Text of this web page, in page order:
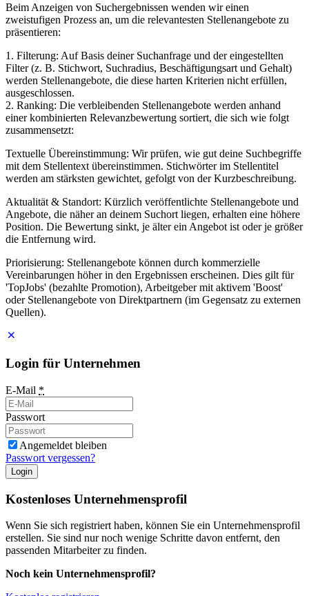
Beim Anzeigen von Suchergebnissen wenden wir einen
zweistufigen Prozess an, um die relevantesten Stellenangebote zu
präsentieren:
1. Filterung: Auf Basis deiner Suchanfrage und der eingestellten
Filter (z. B. Stichwort, Suchradius, Beschäftigungsart und Gehalt)
werden Stellenangebote, die diese harten Kriterien nicht erfüllen,
ausgeschlossen.
2. Ranking: Die verbleibenden Stellenangebote werden anhand
einer kombinierten Relevanzbewertung sortiert, die sich wie folgt
zusammensetzt:
Textuelle Übereinstimmung: Wir prüfen, wie gut deine Suchbegriffe
mit dem Stellentext übereinstimmen. Stichwörter im Stellentitel
werden am stärksten gewichtet, gefolgt von der Kurzbeschreibung.
Aktualität & Standort: Kürzlich veröffentlichte Stellenangebote und
Angebote, die näher an deinem Suchort liegen, erhalten eine höhere
Position. Die Bewertung sinkt, je älter ein Angebot ist oder je größer
die Entfernung wird.
Priorisierung: Stellenangebote können durch kommerzielle
Vereinbarungen höher in den Ergebnissen erscheinen. Dies gilt für
'TopJobs' (bezahlte Promotion), Arbeitgeber mit aktivem 'Boost'
oder Stellenangebote von Direktpartnern (im Gegensatz zu externen
Quellen).
Login für Unternehmen
E-Mail *
Passwort
Angemeldet bleiben
Passwort vergessen?
Login
Kostenloses Unternehmensprofil
Wenn Sie sich registriert haben, können Sie ein Unternehmensprofil
erstellen. Sie sind nur noch wenige Schritte davon entfernt, den
passenden Mitarbeiter zu finden.
Noch kein Unternehmensprofil?